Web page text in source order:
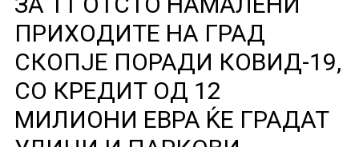
ПРИХОДИТЕ НА ГРАД
СКОПЈЕ ПОРАДИ КОВИД-19,
СО КРЕДИТ ОД 12
МИЛИОНИ ЕВРА ЌЕ ГРАДАТ